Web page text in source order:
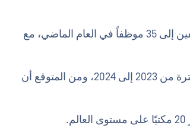
ارتفع عدد الموظفين في المملكة المتحدة من خمسة موظفين إلى 35 موظفاً في العام الماضي، مع
ارتفعت الحجوزات في المملكة المتحدة بنسبة 76% في الفترة من 2023 إلى 2024، ومن المتوقع أن